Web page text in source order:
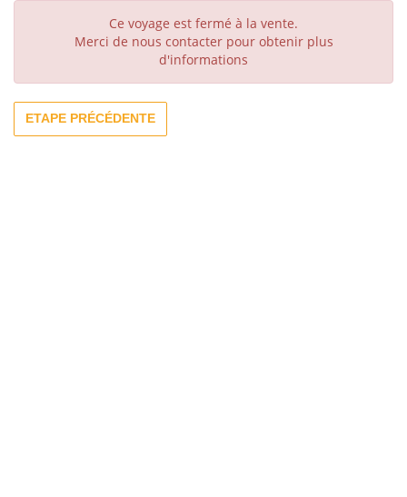
Ce voyage est fermé à la vente.
Merci de nous contacter pour obtenir plus
d'informations
ETAPE PRÉCÉDENTE